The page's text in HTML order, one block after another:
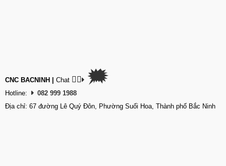
CNC BACNINH Chat 👉🏽 🗯
Hotline:
082 999 1988
Địa chỉ: 67 đường Lê Quý Đôn, Phường Suối Hoa, Thành phố Bắc Ninh